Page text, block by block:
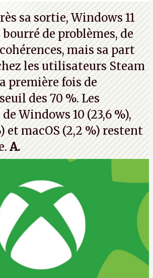
syndicat des employés confirme
A.
sa sortie, Windows 11
de problèmes, de
mais sa part
les utilisateurs Steam
première fois de
des 70 %. Les
Windows 10 (23,6 %),
et macOS (2,2 %) restent
A.